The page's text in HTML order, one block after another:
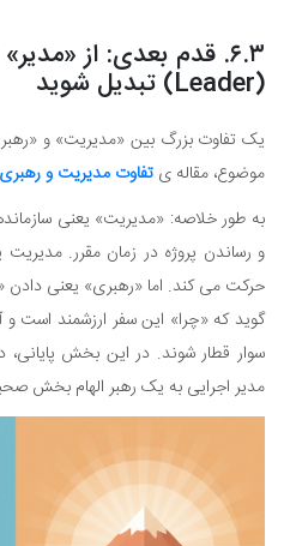
(Leader) تبدیل شوید
یک تفاوت بزرگ بین «مدیریت» و
موضوع، مقاله ی تفاوت مدیریت و
به طور خلاصه: «مدیریت» یعنی
و رساندن پروژه در زمان مقرر. مدیریت
حرکت می کند. اما «رهبری» یعنی دادن
گوید که «چرا» این سفر ارزشمند است و
سوار قطار شوند. در این بخش
مدیر اجرایی به یک رهبر الهام بخش